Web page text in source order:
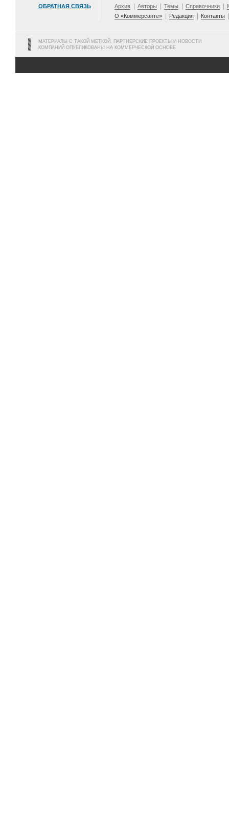
ОБРАТНАЯ СВЯЗЬ Архив Авторы Темы Справочники
О «Коммерсанте»
Редакция Контакты
МАТЕРИАЛЫ С ТАКОЙ МЕТКОЙ, ПАРТНЕРСКИЕ ПРОЕКТЫ И НОВОСТИ
КОМПАНИЙ ОПУБЛИКОВАНЫ НА КОММЕРЧЕСКОЙ ОСНОВЕ